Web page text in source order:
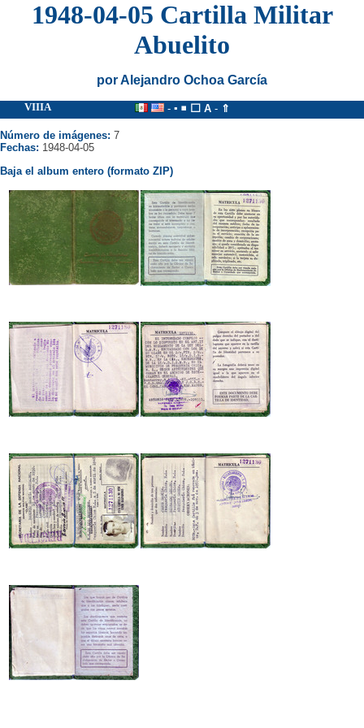
1948-04-05 Cartilla Militar
Abuelito
por Alejandro Ochoa García
VIIIA - ▪ ◾ ⬜ A - ⇑
Número de imágenes: 7
Fechas: 1948-04-05
Baja el album entero (formato ZIP)